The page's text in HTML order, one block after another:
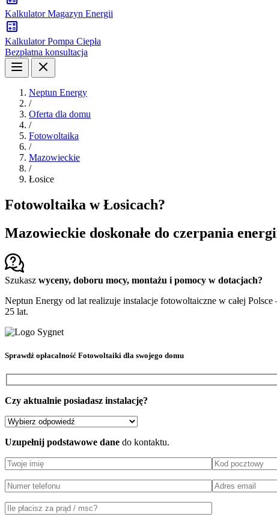
Kalkulator Magazyn Energii
Kalkulator Pompa Ciepła
Bezpłatna konsultacja
Neptun Energy
/
Oferta dla domu
/
Fotowoltaika
/
Mazowieckie
/
Łosice
Fotowoltaika w Łosicach?
Mazowieckie doskonałe do czerpania
Szukasz wyceny, doboru mocy, montażu i pomocy w dotacjach?
Neptun Energy od lat realizuje instalacje fotowoltaiczne w całej Polsce
25 lat.
Sprawdź opłacalność Fotowoltaiki dla swojego domu
Czy aktualnie posiadasz instalację?
Uzupełnij podstawowe dane do kontaktu.